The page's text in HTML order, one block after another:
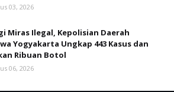
03, 2026
Miras Ilegal, Kepolisian Daerah
Yogyakarta Ungkap 443 Kasus dan
Ribuan Botol
06, 2026